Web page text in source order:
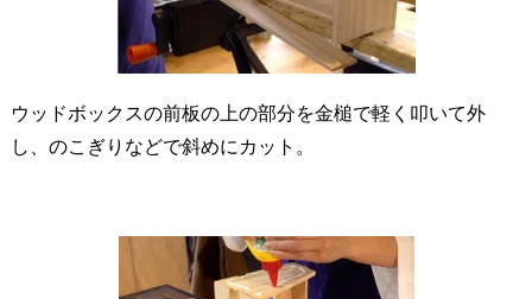
ウッドボックスの前板の上の部分を金槌で軽く叩いて外
し、のこぎりなどで斜めにカット。